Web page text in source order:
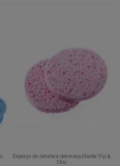
Esponja de celulosa desmaquillante Vip &
Chic